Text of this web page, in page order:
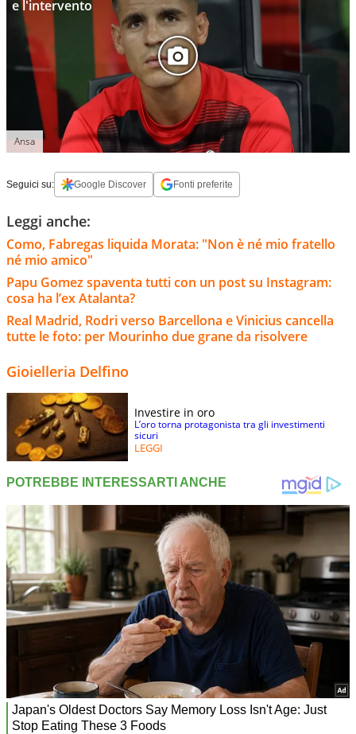
e l'intervento
Ansa
Seguici su: Google Discover Fonti preferite
Leggi anche:
Como, Fabregas liquida Morata: "Non è né mio fratello
né mio amico"
Papu Gomez spaventa tutti con un post su Instagram:
cosa ha l’ex Atalanta?
Real Madrid, Rodri verso Barcellona e Vinicius cancella
tutte le foto: per Mourinho due grane da risolvere
Gioielleria Delfino
Investire in oro
L’oro torna protagonista tra gli investimenti
sicuri
LEGGI